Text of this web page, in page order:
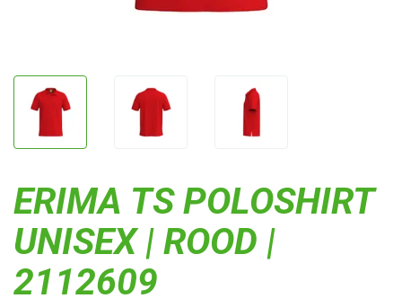
ERIMA TS POLOSHIRT
UNISEX | ROOD |
2112609